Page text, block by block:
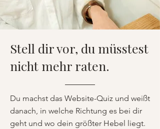
Stell dir vor, du müsstest
nicht mehr raten.
Du machst das Website-Quiz und weißt
danach, in welche Richtung es bei dir
geht und wo dein größter Hebel liegt.